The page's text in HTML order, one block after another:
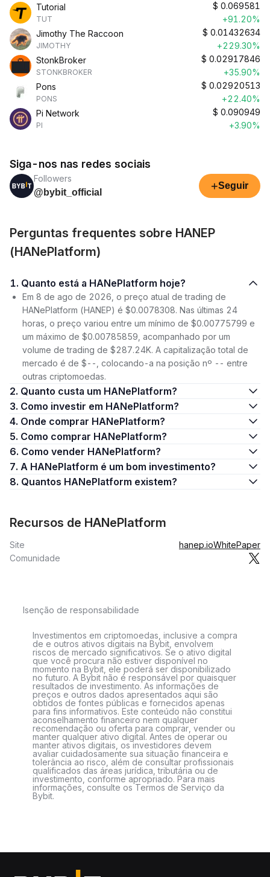
Tutorial
TUT
$ 0.069581
+91.20%
Jimothy The Raccoon
JIMOTHY
$ 0.01432634
+229.30%
StonkBroker
STONKBROKER
$ 0.02917846
+35.90%
Pons
PONS
$ 0.02920513
+22.40%
Pi Network
PI
$ 0.090949
+3.90%
Siga-nos nas redes sociais
Followers
@bybit_official
+Seguir
Perguntas frequentes sobre HANEP
(HANePlatform)
1. Quanto está a HANePlatform hoje?
Em 8 de ago de 2026, o preço atual de trading de
HANePlatform (HANEP) é $0.0078308. Nas últimas 24
horas, o preço variou entre um mínimo de $0.00775799 e
um máximo de $0.00785859, acompanhado por um
volume de trading de $287.24K. A capitalização total de
mercado é de $--, colocando-a na posição nº -- entre
outras criptomoedas.
2. Quanto custa um HANePlatform?
3. Como investir em HANePlatform?
4. Onde comprar HANePlatform?
5. Como comprar HANePlatform?
6. Como vender HANePlatform?
7. A HANePlatform é um bom investimento?
8. Quantos HANePlatform existem?
Recursos de HANePlatform
Site hanep.ioWhitePaper
Comunidade
Isenção de responsabilidade
Investimentos em criptomoedas, inclusive a compra
de e outros ativos digitais na Bybit, envolvem
riscos de mercado significativos. Se o ativo digital
que você procura não estiver disponível no
momento na Bybit, ele poderá ser disponibilizado
no futuro. A Bybit não é responsável por quaisquer
resultados de investimento. As informações de
preços e outros dados apresentados aqui são
obtidos de fontes públicas e fornecidos apenas
para fins informativos. Este conteúdo não constitui
aconselhamento financeiro nem qualquer
recomendação ou oferta para comprar, vender ou
manter qualquer ativo digital. Antes de operar ou
manter ativos digitais, os investidores devem
avaliar cuidadosamente sua situação financeira e
tolerância ao risco, além de consultar profissionais
qualificados das áreas jurídica, tributária ou de
investimento, conforme apropriado. Para mais
informações, consulte os Termos de Serviço da
Bybit.